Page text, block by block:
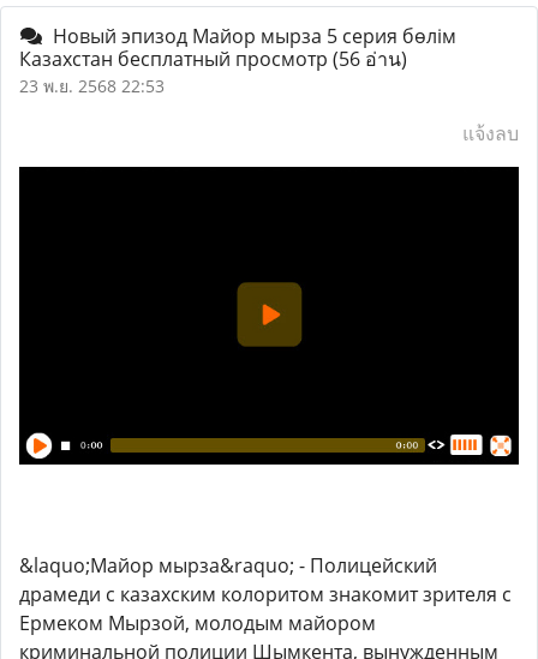
Новый эпизод Майор мырза 5 серия бөлім
Казахстан бесплатный просмотр (56 อ่าน)
23 พ.ย. 2568 22:53
แจ้งลบ
&laquo;Майор мырза&raquo; - Полицейский
драмеди с казахским колоритом знакомит зрителя с
Ермеком Мырзой, молодым майором
криминальной полиции Шымкента, вынужденным